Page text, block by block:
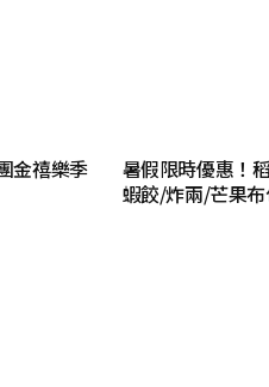
金禧樂季
暑假限時優惠！
蝦餃/炸兩/芒果